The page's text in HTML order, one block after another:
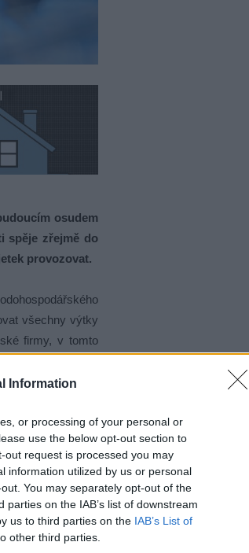
Information
or processing of your personal or
use the below opt-out section to
request is processed you may
information utilized by us or personal
You may separately opt-out of the
on the IAB’s list of downstream
us to third parties on the IAB’s List of
other third parties.
osudem
spěje zřejmě do
provozovat.
všechny výtky
firmy, v tomto
Martina Buršíka
které si pro
firmy, kdy 1. SčV
č.1 ze tří
V tomto smyslu
jako nyvá
pro Příbram
bylo se vrátit ke